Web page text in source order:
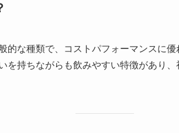
的な種類で、コストパフォーマンスに
を持ちながらも飲みやすい特徴があり